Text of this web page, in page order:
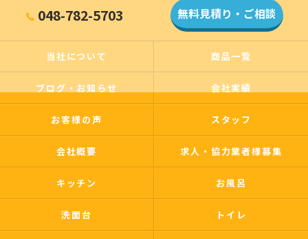
048-782-5703 無料見積り・ご相談
当社について 商品一覧
ブログ・お知らせ 会社実績
お客様の声 スタッフ
会社概要 求人・協力業者様募集
キッチン お風呂
洗面台 トイレ